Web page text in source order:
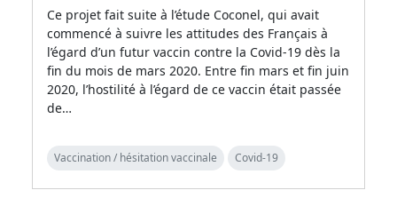
Ce projet fait suite à l’étude Coconel, qui avait
commencé à suivre les attitudes des Français à
l’égard d’un futur vaccin contre la Covid-19 dès la
fin du mois de mars 2020. Entre fin mars et fin juin
2020, l’hostilité à l’égard de ce vaccin était passée
de…
Vaccination / hésitation vaccinale Covid-19